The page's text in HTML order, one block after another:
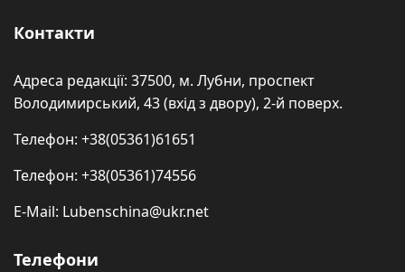
Контакти
Адреса редакції: 37500, м. Лубни, проспект
Володимирський, 43 (вхід з двору), 2-й поверх.
Телефон: +38(05361)61651
Телефон: +38(05361)74556
E-Mail: Lubenschina@ukr.net
Телефони